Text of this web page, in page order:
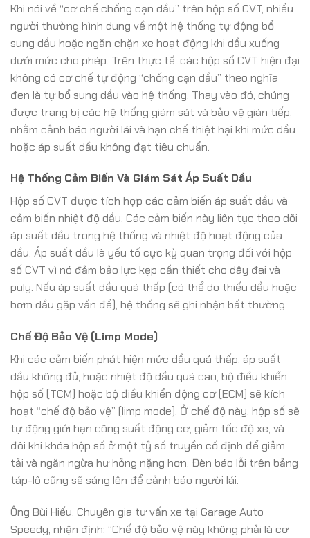
Khi nói về “cơ chế chống cạn dầu” trên hộp số CVT, nhiều
người thường hình dung về một hệ thống tự động bổ
sung dầu hoặc ngăn chặn xe hoạt động khi dầu xuống
dưới mức cho phép. Trên thực tế, các hộp số CVT hiện đại
không có cơ chế tự động “chống cạn dầu” theo nghĩa
đen là tự bổ sung dầu vào hệ thống. Thay vào đó, chúng
được trang bị các hệ thống giám sát và bảo vệ gián tiếp,
nhằm cảnh báo người lái và hạn chế thiệt hại khi mức dầu
hoặc áp suất dầu không đạt tiêu chuẩn.
Hệ Thống Cảm Biến Và Giám Sát Áp Suất Dầu
Hộp số CVT được tích hợp các cảm biến áp suất dầu và
cảm biến nhiệt độ dầu. Các cảm biến này liên tục theo dõi
áp suất dầu trong hệ thống và nhiệt độ hoạt động của
dầu. Áp suất dầu là yếu tố cực kỳ quan trọng đối với hộp
số CVT vì nó đảm bảo lực kẹp cần thiết cho dây đai và
puly. Nếu áp suất dầu quá thấp (có thể do thiếu dầu hoặc
bơm dầu gặp vấn đề), hệ thống sẽ ghi nhận bất thường.
Chế Độ Bảo Vệ (Limp Mode)
Khi các cảm biến phát hiện mức dầu quá thấp, áp suất
dầu không đủ, hoặc nhiệt độ dầu quá cao, bộ điều khiển
hộp số (TCM) hoặc bộ điều khiển động cơ (ECM) sẽ kích
hoạt “chế độ bảo vệ” (limp mode). Ở chế độ này, hộp số sẽ
tự động giới hạn công suất động cơ, giảm tốc độ xe, và
đôi khi khóa hộp số ở một tỷ số truyền cố định để giảm
tải và ngăn ngừa hư hỏng nặng hơn. Đèn báo lỗi trên bảng
táp-lô cũng sẽ sáng lên để cảnh báo người lái.
Ông Bùi Hiếu, Chuyên gia tư vấn xe tại Garage Auto
Speedy, nhận định: “Chế độ bảo vệ này không phải là cơ